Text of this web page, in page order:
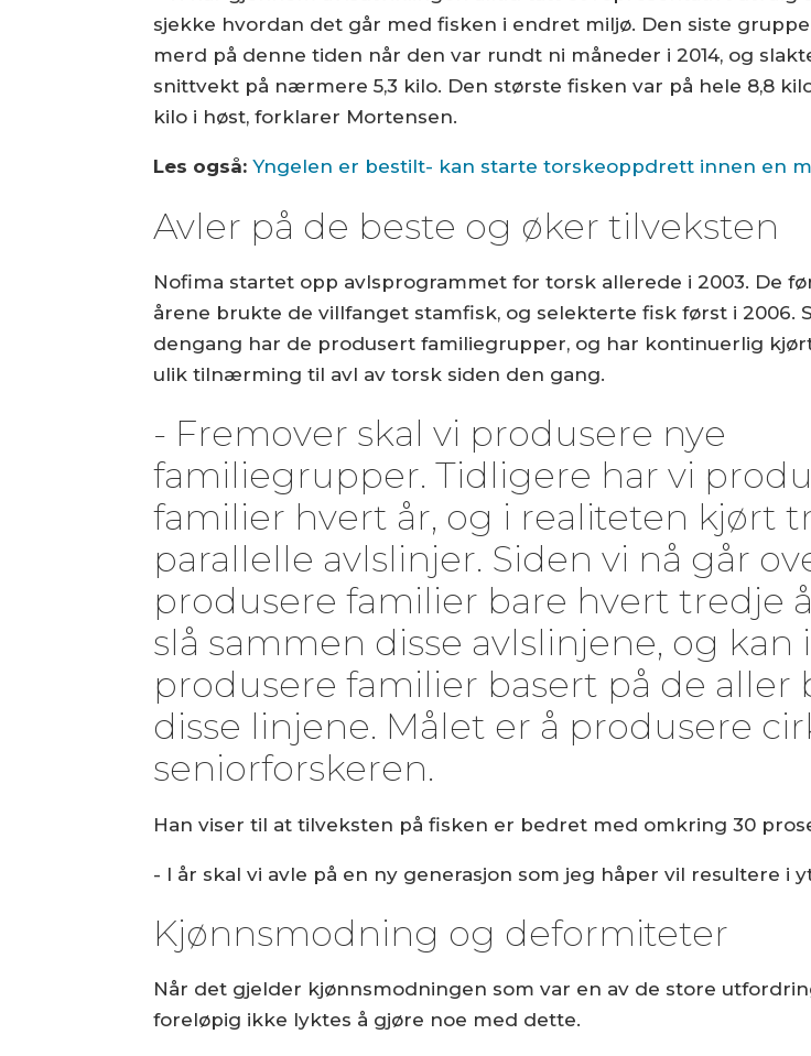
sjekke hvordan det går med fisken i endret miljø. Den siste
merd på denne tiden når den var rundt ni måneder i 2014, og
snittvekt på nærmere 5,3 kilo. Den største fisken var på hele 8,8
kilo i høst, forklarer Mortensen.
Les også: Yngelen er bestilt- kan starte torskeoppdrett innen en
Avler på de beste og øker tilveksten
Nofima startet opp avlsprogrammet for torsk allerede i 2003. De
årene brukte de villfanget stamfisk, og selekterte fisk først i 2006.
dengang har de produsert familiegrupper, og har kontinuerlig
ulik tilnærming til avl av torsk siden den gang.
- Fremover skal vi produsere nye
familiegrupper. Tidligere har vi
familier hvert år, og i realiteten kjørt
parallelle avlslinjer. Siden vi nå går
produsere familier bare hvert tredje
slå sammen disse avlslinjene, og kan
produsere familier basert på de aller
disse linjene. Målet er å produsere
seniorforskeren.
Han viser til at tilveksten på fisken er bedret med omkring 30
- I år skal vi avle på en ny generasjon som jeg håper vil resultere
Kjønnsmodning og deformiteter
Når det gjelder kjønnsmodningen som var en av de store
foreløpig ikke lyktes å gjøre noe med dette.